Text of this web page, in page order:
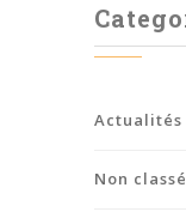
Actualités
Non classé